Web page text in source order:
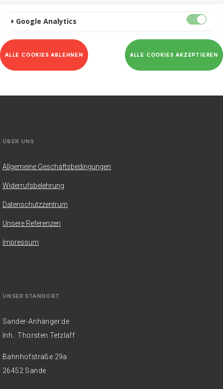
Google Analytics
ALLE COOKIES ABLEHNEN ALLE COOKIES AKZEPTIEREN
ÜBER UNS
Allgemeine Geschäftsbedingungen
Widerrufsbelehrung
Datenschutzzentrum
Unsere Referenzen
Impressum
UNSER STANDORT
Sander-Anhänger.de
Inh.: Thorsten Tetzlaff
Bahnhofstraße 29a
26452 Sande